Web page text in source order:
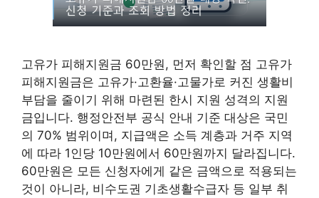
고유가 피해지원금 60만원, 먼저 확인할 점 고유가
피해지원금은 고유가·고환율·고물가로 커진 생활비
부담을 줄이기 위해 마련된 한시 지원 성격의 지원
금입니다. 행정안전부 공식 안내 기준 대상은 국민
의 70% 범위이며, 지급액은 소득 계층과 거주 지역
에 따라 1인당 10만원에서 60만원까지 달라집니다.
60만원은 모든 신청자에게 같은 금액으로 적용되는
것이 아니라, 비수도권 기초생활수급자 등 일부 취